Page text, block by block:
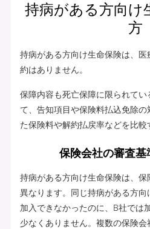
持病がある方向け
方
持病がある方向け生命保険は、
約はありません。
保障内容も死亡保障に限られて
て、告知項目や保険料払込免除
た保険料や解約払戻率などを比較
保険会社の審査基
持病がある方向け生命保険は、
異なります。同じ持病がある方
加入できなかったのに、B社では
少なくありません。複数の保険